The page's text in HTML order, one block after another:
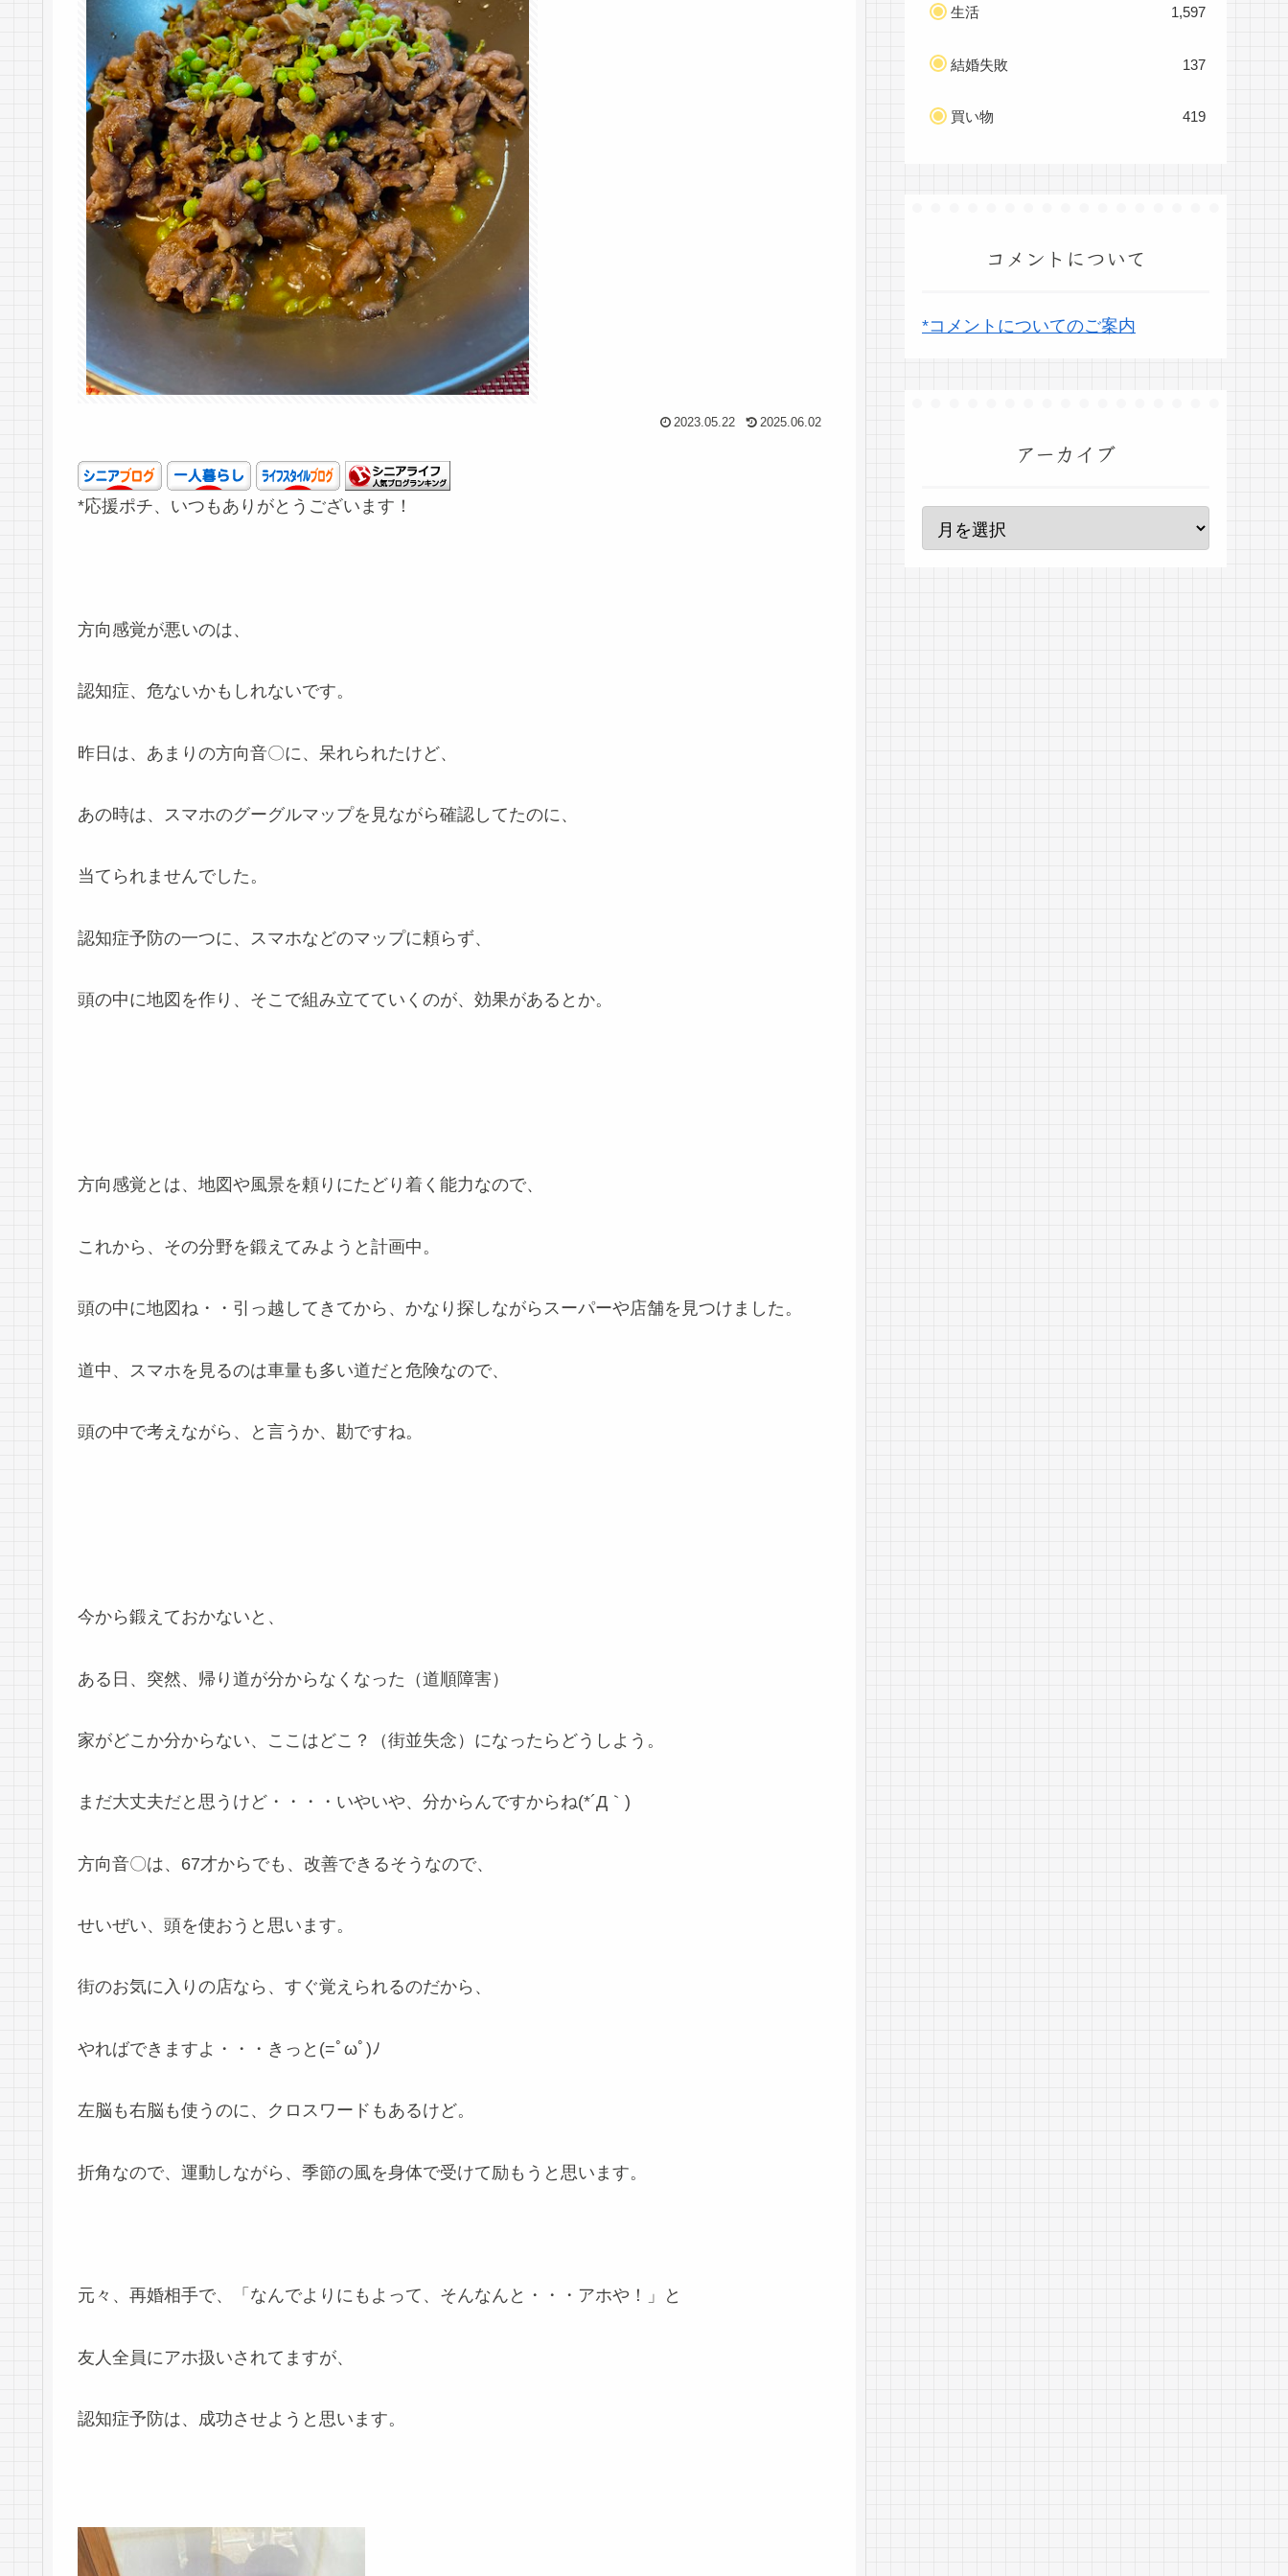
2023.05.22 2025.06.02
*応援ポチ、いつもありがとうございます！
方向感覚が悪いのは、
認知症、危ないかもしれないです。
昨日は、あまりの方向音〇に、呆れられたけど、
あの時は、スマホのグーグルマップを見ながら確認してたのに、
当てられませんでした。
認知症予防の一つに、スマホなどのマップに頼らず、
頭の中に地図を作り、そこで組み立てていくのが、効果があるとか。
方向感覚とは、地図や風景を頼りにたどり着く能力なので、
これから、その分野を鍛えてみようと計画中。
頭の中に地図ね・・引っ越してきてから、かなり探しながらスーパーや店舗を見つけました。
道中、スマホを見るのは車量も多い道だと危険なので、
頭の中で考えながら、と言うか、勘ですね。
今から鍛えておかないと、
ある日、突然、帰り道が分からなくなった（道順障害）
家がどこか分からない、ここはどこ？（街並失念）になったらどうしよう。
まだ大丈夫だと思うけど・・・・いやいや、分からんですからね(*´Д｀)
方向音〇は、67才からでも、改善できるそうなので、
せいぜい、頭を使おうと思います。
街のお気に入りの店なら、すぐ覚えられるのだから、
やればできますよ・・・きっと(=ﾟωﾟ)ﾉ
左脳も右脳も使うのに、クロスワードもあるけど。
折角なので、運動しながら、季節の風を身体で受けて励もうと思います。
元々、再婚相手で、「なんでよりにもよって、そんなんと・・・アホや！」と
友人全員にアホ扱いされてますが、
認知症予防は、成功させようと思います。
生活 1,597
結婚失敗 137
買い物 419
コメントについて
*コメントについてのご案内
アーカイブ